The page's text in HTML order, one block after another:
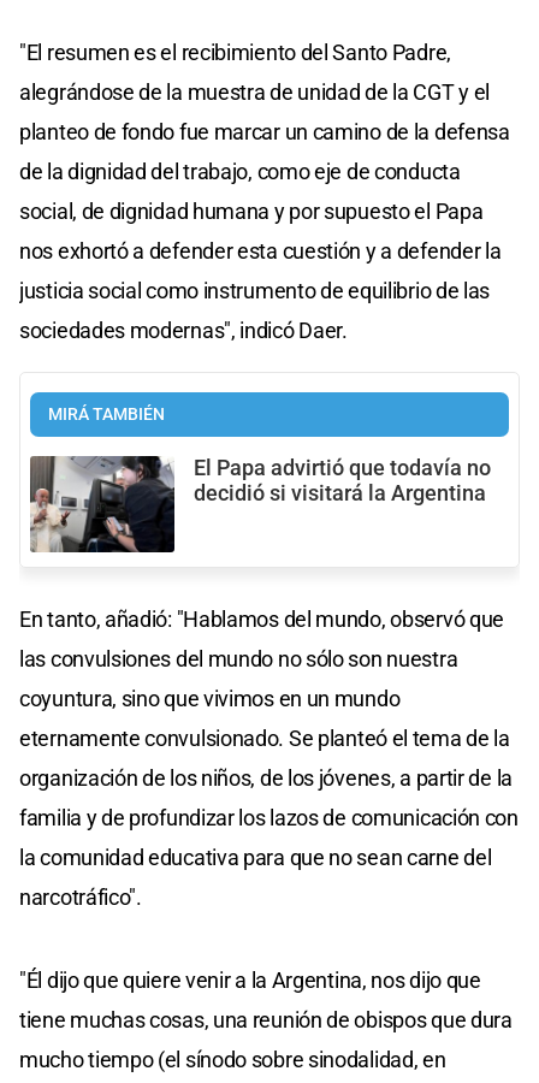
"El resumen es el recibimiento del Santo Padre,
alegrándose de la muestra de unidad de la CGT y el
planteo de fondo fue marcar un camino de la defensa
de la dignidad del trabajo, como eje de conducta
social, de dignidad humana y por supuesto el Papa
nos exhortó a defender esta cuestión y a defender la
justicia social como instrumento de equilibrio de las
sociedades modernas", indicó Daer.
MIRÁ TAMBIÉN
El Papa advirtió que todavía no
decidió si visitará la Argentina
En tanto, añadió: "Hablamos del mundo, observó que
las convulsiones del mundo no sólo son nuestra
coyuntura, sino que vivimos en un mundo
eternamente convulsionado. Se planteó el tema de la
organización de los niños, de los jóvenes, a partir de la
familia y de profundizar los lazos de comunicación con
la comunidad educativa para que no sean carne del
narcotráfico".
"Él dijo que quiere venir a la Argentina, nos dijo que
tiene muchas cosas, una reunión de obispos que dura
mucho tiempo (el sínodo sobre sinodalidad, en